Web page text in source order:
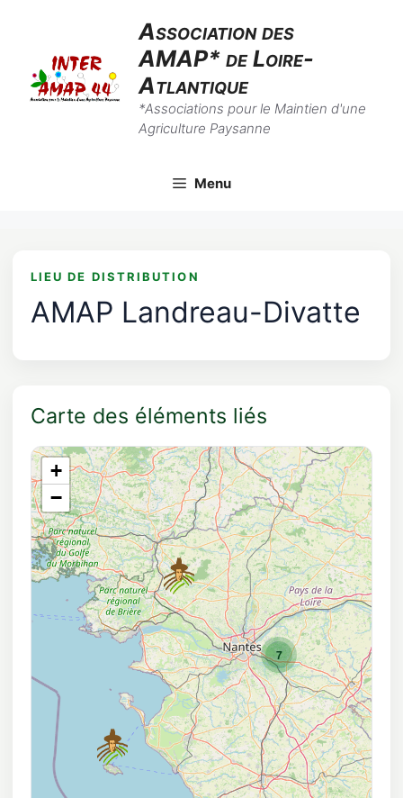
content
Association des
AMAP* de Loire-
Atlantique
*Associations pour le Maintien d'une
Agriculture Paysanne
Menu
LIEU DE DISTRIBUTION
AMAP Landreau-Divatte
Carte des éléments liés
7
+
−